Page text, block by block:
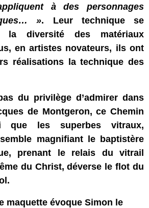
à des personnages
». Leur technique se
la diversité des matériaux
en artistes novateurs, ils ont
réalisations la technique des
du privilège d’admirer dans
de Montgeron, ce Chemin
que les superbes vitraux,
magnifiant le baptistère
prenant le relais du vitrail
du Christ, déverse le flot du
maquette évoque Simon le